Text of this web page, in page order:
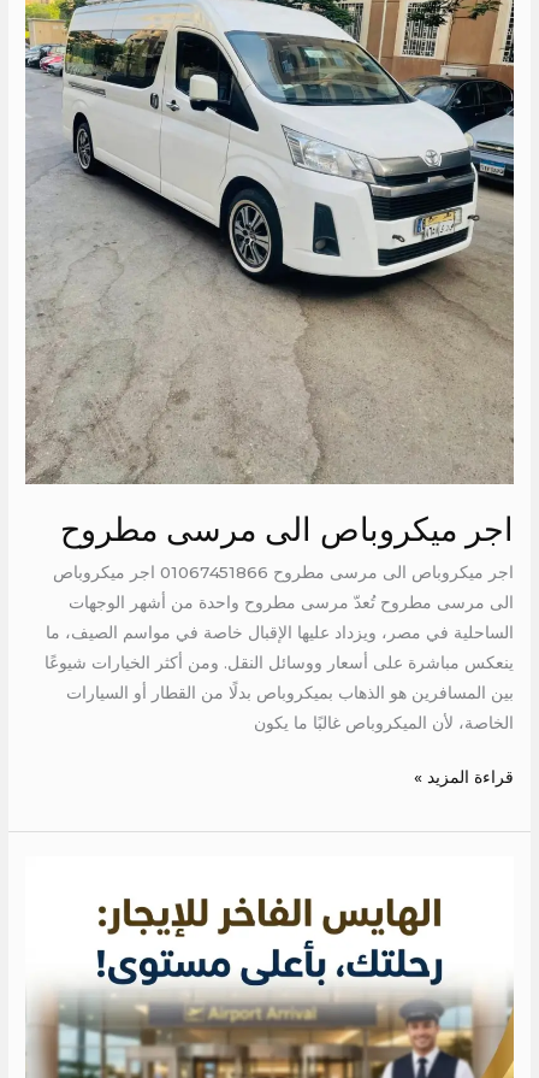
اجر ميكروباص الى مرسى مطروح
اجر ميكروباص الى مرسى مطروح 01067451866 اجر ميكروباص
الى مرسى مطروح تُعدّ مرسى مطروح واحدة من أشهر الوجهات
الساحلية في مصر، ويزداد عليها الإقبال خاصة في مواسم الصيف، ما
ينعكس مباشرة على أسعار ووسائل النقل. ومن أكثر الخيارات شيوعًا
بين المسافرين هو الذهاب بميكروباص بدلًا من القطار أو السيارات
الخاصة، لأن الميكروباص غالبًا ما يكون
قراءة المزيد »
الساحل